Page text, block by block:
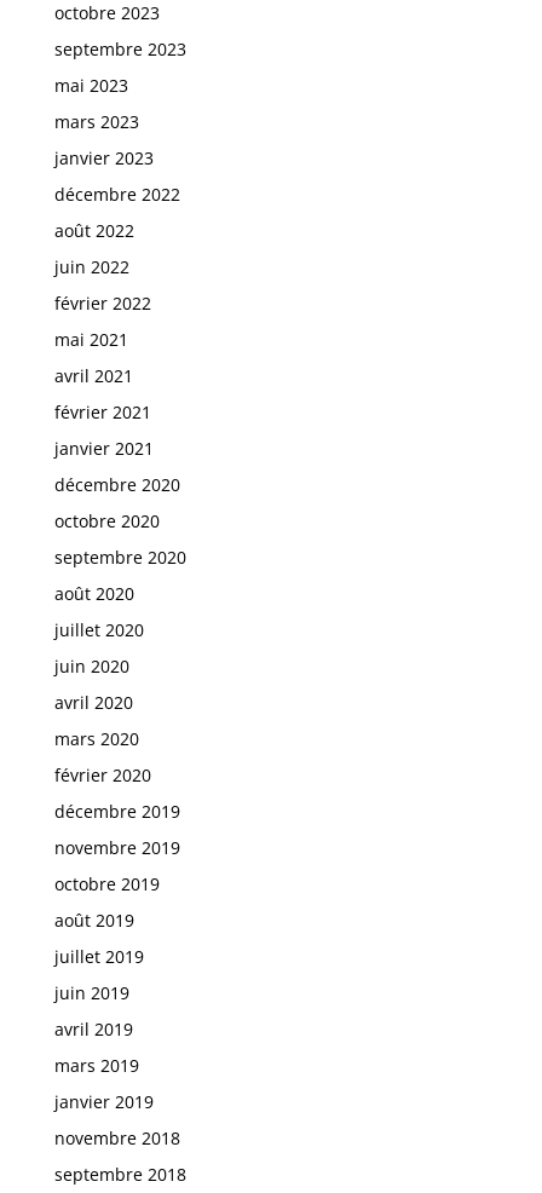
octobre 2023
septembre 2023
mai 2023
mars 2023
janvier 2023
décembre 2022
août 2022
juin 2022
février 2022
mai 2021
avril 2021
février 2021
janvier 2021
décembre 2020
octobre 2020
septembre 2020
août 2020
juillet 2020
juin 2020
avril 2020
mars 2020
février 2020
décembre 2019
novembre 2019
octobre 2019
août 2019
juillet 2019
juin 2019
avril 2019
mars 2019
janvier 2019
novembre 2018
septembre 2018